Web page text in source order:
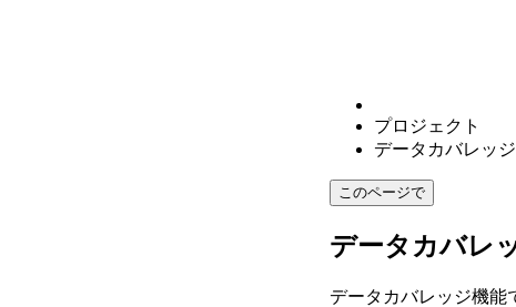
プロジェクト
データカバレッジ
このページで
データカバレ
データカバレッジ機能